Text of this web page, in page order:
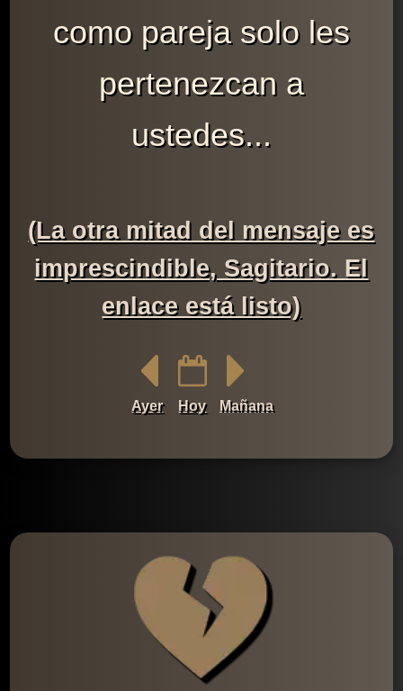
como pareja solo les
pertenezcan a
ustedes...
(La otra mitad del mensaje es
imprescindible, Sagitario. El
enlace está listo)
Ayer Hoy Mañana